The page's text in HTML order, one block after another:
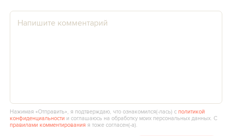
Нажимая «Отправить», я подтверждаю, что ознакомился(‑лась) сполитикой
конфиденциальности и соглашаюсь на обработку моих персональных данных. С
правилами комментирования я тоже согласен(‑а).